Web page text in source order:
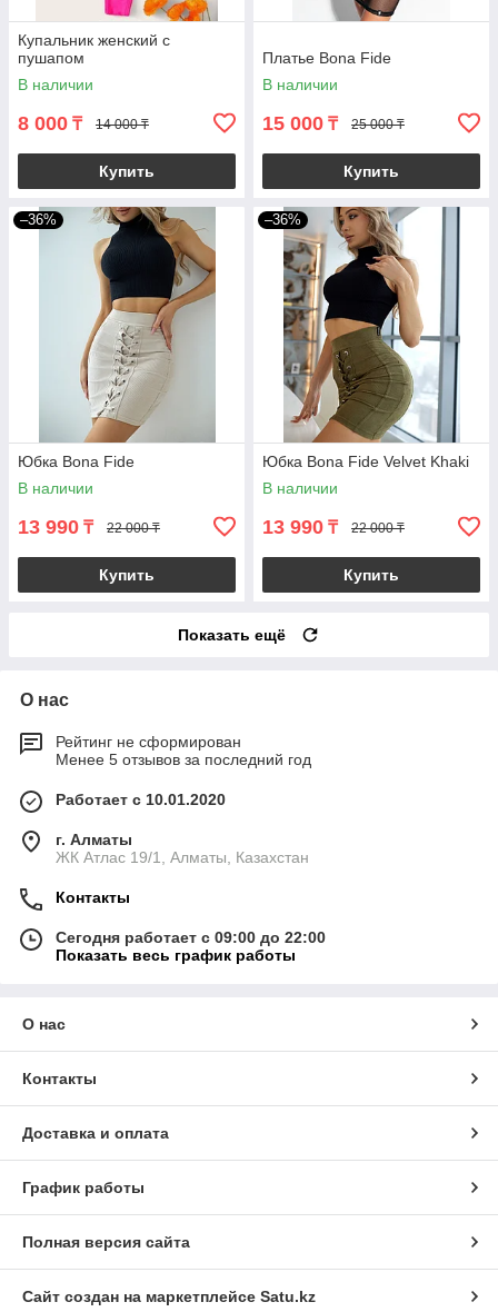
Купальник женский с
пушапом
В наличии
8 000 ₸ 14 000 ₸
Купить
Платье Bona Fide
В наличии
15 000 ₸ 25 000 ₸
Купить
–36%
Юбка Bona Fide
В наличии
13 990 ₸ 22 000 ₸
Купить
–36%
Юбка Bona Fide Velvet Khaki
В наличии
13 990 ₸ 22 000 ₸
Купить
Показать ещё
О нас
Рейтинг не сформирован
Менее 5 отзывов за последний год
Работает с 10.01.2020
г. Алматы
ЖК Атлас 19/1, Алматы, Казахстан
Контакты
Сегодня работает с 09:00 до 22:00
Показать весь график работы
О нас
Контакты
Доставка и оплата
График работы
Полная версия сайта
Сайт создан на маркетплейсе Satu.kz